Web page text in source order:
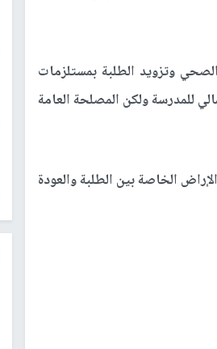
وتزويد الطلبة بمستلزمات
للمدرسة ولكن المصلحة العامة
الخاصة بين الطلبة والعودة